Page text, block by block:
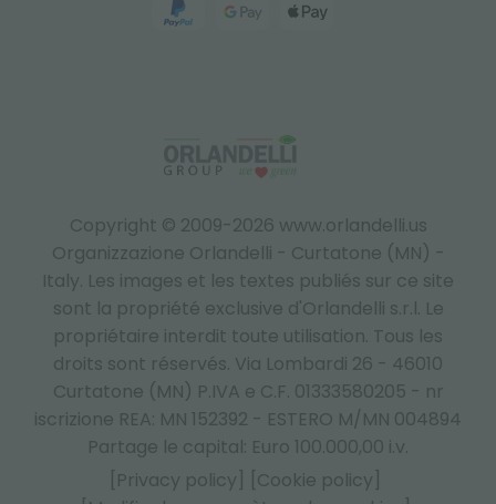
Copyright © 2009-2026 www.orlandelli.us
Organizzazione Orlandelli - Curtatone (MN) -
Italy. Les images et les textes publiés sur ce site
sont la propriété exclusive d'Orlandelli s.r.l. Le
propriétaire interdit toute utilisation. Tous les
droits sont réservés. Via Lombardi 26 - 46010
Curtatone (MN) P.IVA e C.F. 01333580205 - nr
iscrizione REA: MN 152392 - ESTERO M/MN 004894
Partage le capital: Euro 100.000,00 i.v.
[Privacy policy]
[Cookie policy]